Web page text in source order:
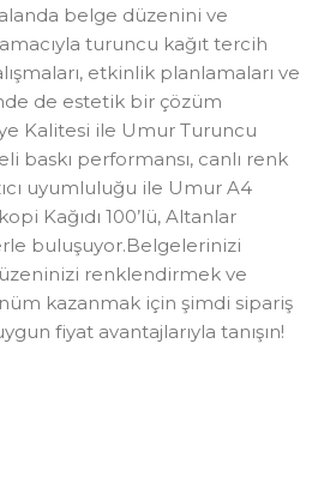
belge düzenini ve
amacıyla turuncu kağıt tercih
etkinlik planlamaları ve
de estetik bir çözüm
Kalitesi ile Umur Turuncu
baskı performansı, canlı renk
uyumluluğu ile Umur A4
Kağıdı 100’lü, Altanlar
buluşuyor.Belgelerinizi
renklendirmek ve
kazanmak için şimdi sipariş
fiyat avantajlarıyla tanışın!